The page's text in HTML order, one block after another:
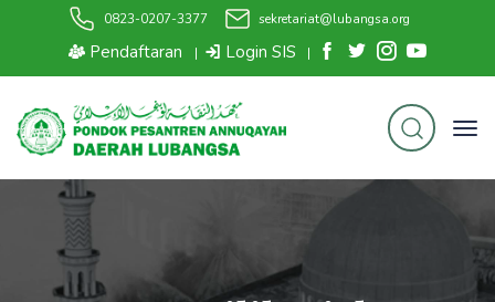
0823-0207-3377 sekretariat@lubangsa.org
Pendaftaran | Login SIS |